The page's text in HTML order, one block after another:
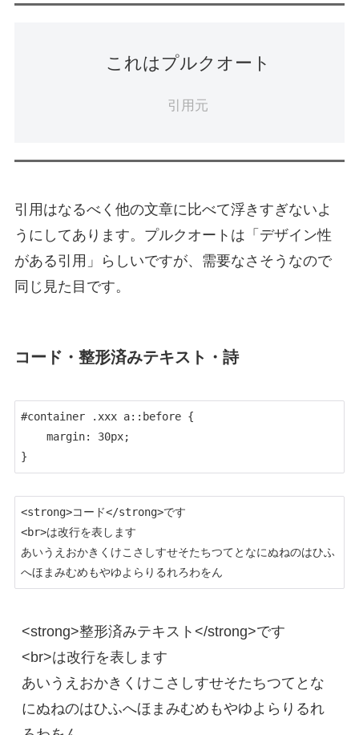
これはプルクオート
引用元
引用 はなるべく他の文章に比べて浮きすぎないよ
うにしてあります。 プルクオート は「デザイン性
がある引用」らしいですが、需要なさそうなので
同じ見た目です。
コード・整形済みテキスト・詩
#container .xxx a::before {
}
<strong>コード</strong>です
<br>は改行を表します
あいうえおかきくけこさしすせそたちつてとなにぬねのはひふ
へほまみむめもやゆよらりるれろわをん
<strong>整形済みテキスト</strong>です
<br>は改行を表します
あいうえおかきくけこさしすせそたちつてとな
にぬねのはひふへほまみむめもやゆよらりるれ